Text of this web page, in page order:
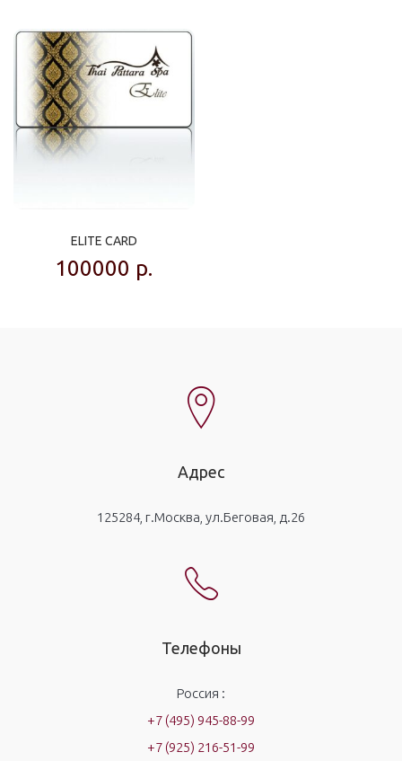
ELITE CARD
100000 р.
Адрес
125284, г.Москва, ул.Беговая, д.26
Телефоны
Россия :
+7 (495) 945-88-99
+7 (925) 216-51-99